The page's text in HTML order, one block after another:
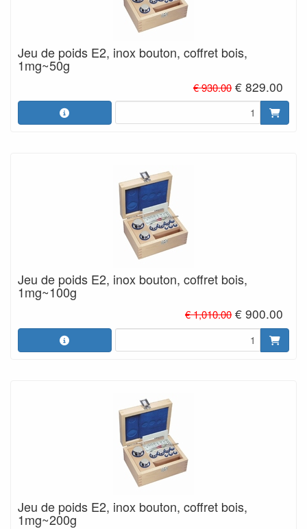
Jeu de poids E2, inox bouton, coffret bois,
1mg~50g
€ 930.00 € 829.00
Jeu de poids E2, inox bouton, coffret bois,
1mg~100g
€ 1,010.00 € 900.00
Jeu de poids E2, inox bouton, coffret bois,
1mg~200g